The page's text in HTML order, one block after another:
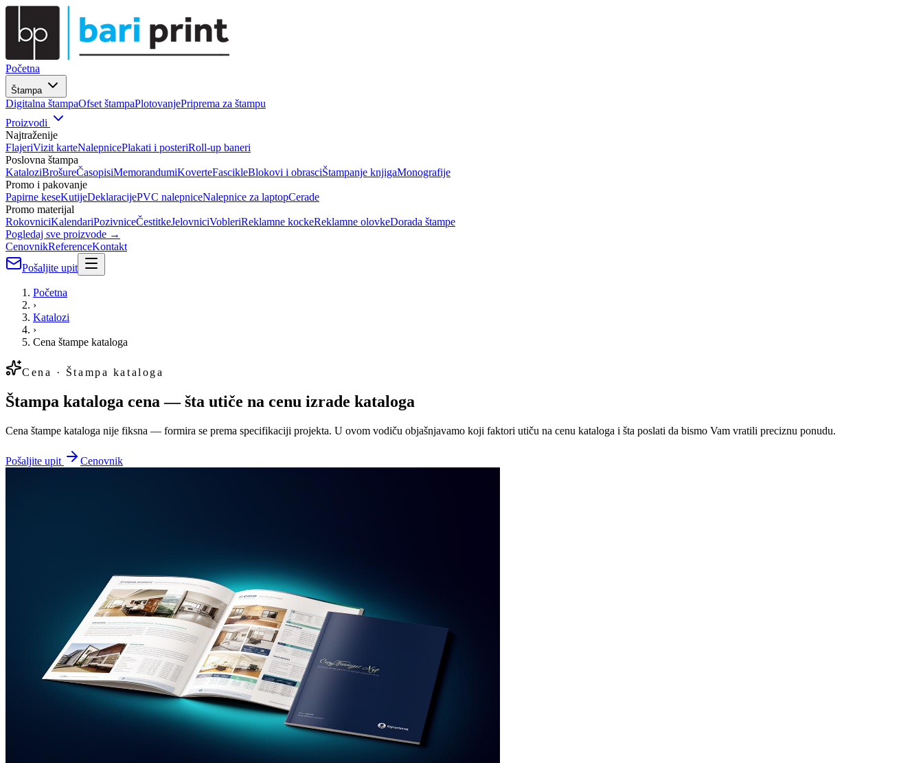
Početna
Štampa
Digitalna štampaOfset štampaPlotovanjePriprema za štampu
Proizvodi
Najtraženije
FlajeriVizit karteNalepnicePlakati i posteriRoll-up baneri
Poslovna štampa
KataloziBrošureČasopisiMemorandumiKoverteFascikleBlokovi i obrasciŠtampanje knjigaMonografije
Promo i pakovanje
Papirne keseKutijeDeklaracijePVC nalepniceNalepnice za laptopCerade
Promo materijal
RokovniciKalendariPozivniceČestitkeJelovniciVobleriReklamne kockeReklamne olovkeDorada štampe
Pogledaj sve proizvode →
CenovnikReferenceKontakt
Pošaljite upit
Početna
›
Katalozi
›
Cena štampe kataloga
Cena · Štampa kataloga
Štampa kataloga cena — šta utiče na cenu izrade kataloga
Cena štampe kataloga nije fiksna — formira se prema specifikaciji projekta. U ovom vodiču objašnjavamo koji faktori utiču na cenu kataloga i šta poslati da bismo Vam vratili preciznu ponudu.
Pošaljite upit Cenovnik